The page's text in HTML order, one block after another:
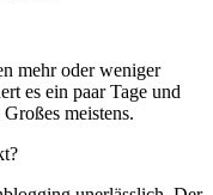
mehr oder weniger
es ein paar Tage und
meistens.